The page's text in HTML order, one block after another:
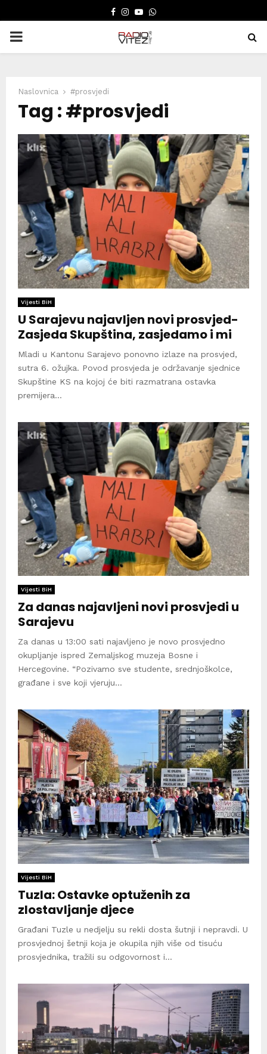
FACEBOOK
INSTAGRAM
YOUTUBE
WHATSAPP
PRIMARY
Naslovnica #prosvjedi
Tag : #prosvjedi
Vijesti BiH
U Sarajevu najavljen novi prosvjed-
Zasjeda Skupština, zasjedamo i mi
Mladi u Kantonu Sarajevo ponovno izlaze na prosvjed,
sutra 6. ožujka. Povod prosvjeda je održavanje sjednice
Skupštine KS na kojoj će biti razmatrana ostavka
premijera...
Vijesti BiH
Za danas najavljeni novi prosvjedi u
Sarajevu
Za danas u 13:00 sati najavljeno je novo prosvjedno
okupljanje ispred Zemaljskog muzeja Bosne i
Hercegovine. “Pozivamo sve studente, srednjoškolce,
građane i sve koji vjeruju...
Vijesti BiH
Tuzla: Ostavke optuženih za
zlostavljanje djece
Građani Tuzle u nedjelju su rekli dosta šutnji i nepravdi. U
prosvjednoj šetnji koja je okupila njih više od tisuću
prosvjednika, tražili su odgovornost i...